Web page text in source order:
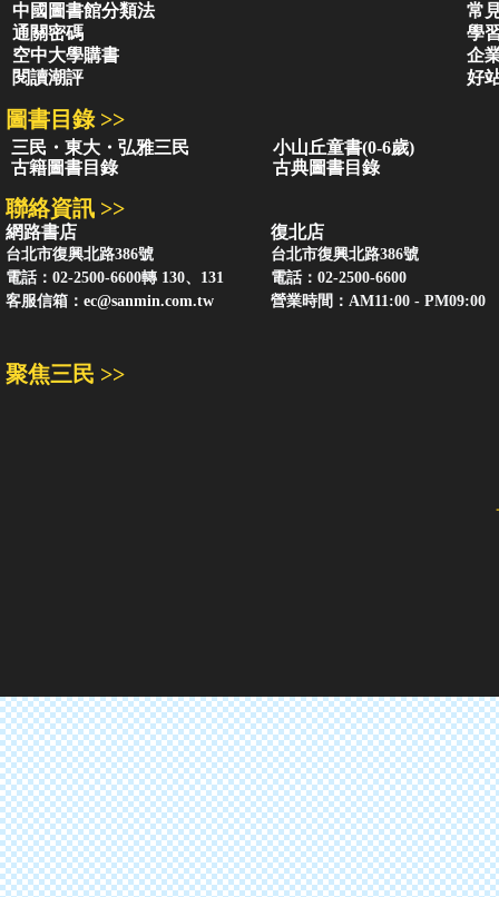
中國圖書館分類法
常
通關密碼
學
空中大學購書
企
閱讀潮評
好
圖書目錄 >>
三民・東大・弘雅三民
小山丘童書(0-6歲)
古籍圖書目錄
古典圖書目錄
聯絡資訊 >>
網路書店
台北市復興北路386號
電話：02-2500-6600轉 130、131
客服信箱： ec@sanmin.com.tw
復北店
台北市復興北路386號
電話：02-2500-6600
營業時間：AM11:00 - PM09:00
聚焦三民 >>